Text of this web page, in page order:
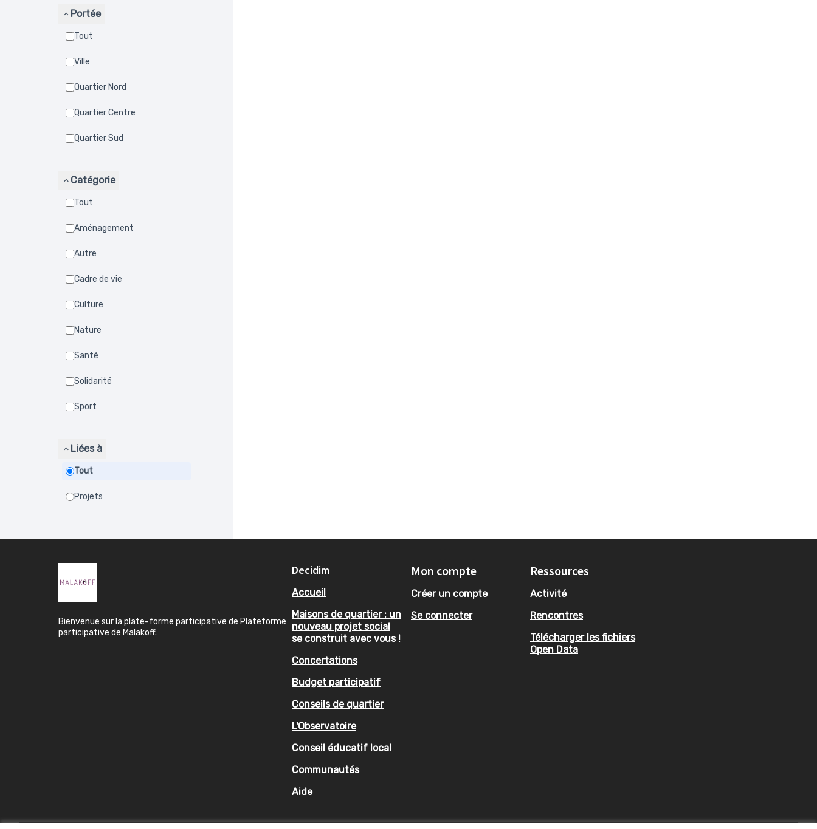
Portée
Tout
Ville
Quartier Nord
Quartier Centre
Quartier Sud
Catégorie
Tout
Aménagement
Autre
Cadre de vie
Culture
Nature
Santé
Solidarité
Sport
Liées à
Tout
Projets
Bienvenue sur la plate-forme participative de Plateforme
participative de Malakoff.
Decidim
Accueil
Maisons de quartier : un
nouveau projet social
se construit avec vous !
Concertations
Budget participatif
Conseils de quartier
L'Observatoire
Conseil éducatif local
Communautés
Aide
Mon compte
Créer un compte
Se connecter
Ressources
Activité
Rencontres
Télécharger les fichiers
Open Data